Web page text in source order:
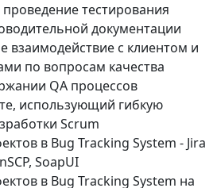
тестирования
документации
взаимодействие с клиентом и
по вопросам качества
QA процессов
использующий гибкую
Scrum
в Bug Tracking System - Jira
SoapUI
в Bug Tracking System на